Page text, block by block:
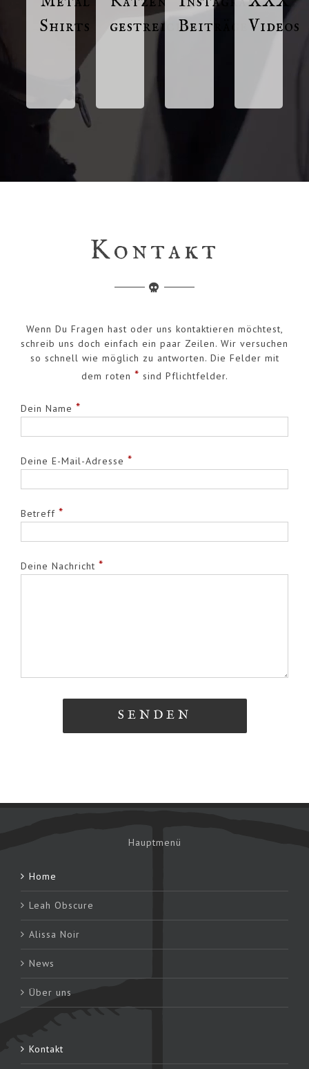
Shirts
gestreichelt
Beiträge Videos
Kontakt
Wenn Du Fragen hast oder uns kontaktieren möchtest,
schreib uns doch einfach ein paar Zeilen. Wir versuchen
so schnell wie möglich zu antworten. Die Felder mit
dem roten * sind Pflichtfelder.
Dein Name *
Deine E-Mail-Adresse *
Betreff *
Deine Nachricht *
Hauptmenü
Home
Leah Obscure
Alissa Noir
News
Über uns
Kontakt